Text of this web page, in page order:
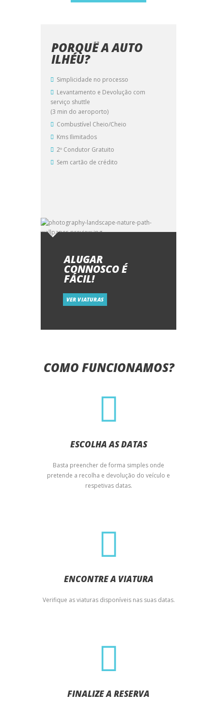
PORQUÊ A AUTO
ILHÉU?
Simplicidade no processo
Levantamento e Devolução com
serviço shuttle
(3 min do aeroporto)
Combustível Cheio/Cheio
Kms Ilimitados
2º Condutor Gratuito
Sem cartão de crédito
ALUGAR
CONNOSCO É
FÁCIL!
VER VIATURAS
COMO FUNCIONAMOS?
ESCOLHA AS DATAS
Basta preencher de forma simples onde
pretende a recolha e devolução do veículo e
respetivas datas.
ENCONTRE A VIATURA
Verifique as viaturas disponíveis nas suas datas.
FINALIZE A RESERVA